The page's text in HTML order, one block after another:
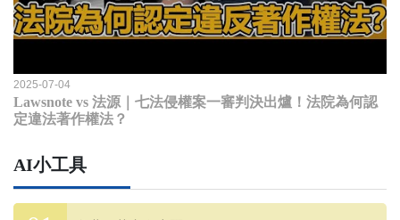
2025-07-04
Lawsnote vs 法源｜七法侵權案一審判決出爐！法院為何認
定違法著作權法？
AI小工具